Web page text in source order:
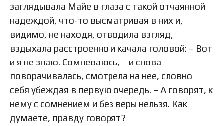
заглядывала Майе в глаза с такой отчаянной
надеждой, что-то высматривая в них и,
видимо, не находя, отводила взгляд,
вздыхала расстроенно и качала головой: – Вот
и я не знаю. Сомневаюсь, – и снова
поворачивалась, смотрела на нее, словно
себя убеждая в первую очередь. – А говорят, к
нему с сомнением и без веры нельзя. Как
думаете, правду говорят?